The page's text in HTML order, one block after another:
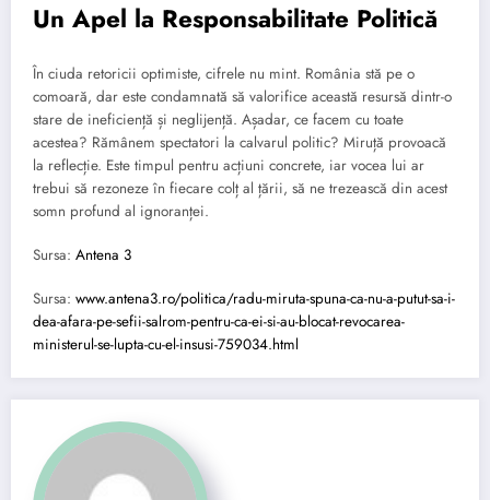
Un Apel la Responsabilitate Politică
În ciuda retoricii optimiste, cifrele nu mint. România stă pe o
comoară, dar este condamnată să valorifice această resursă dintr-o
stare de ineficiență și neglijență. Așadar, ce facem cu toate
acestea? Rămânem spectatori la calvarul politic? Miruță provoacă
la reflecție. Este timpul pentru acțiuni concrete, iar vocea lui ar
trebui să rezoneze în fiecare colț al țării, să ne trezească din acest
somn profund al ignoranței.
Sursa: Antena 3
Sursa: www.antena3.ro/politica/radu-miruta-spuna-ca-nu-a-putut-sa-i-
dea-afara-pe-sefii-salrom-pentru-ca-ei-si-au-blocat-revocarea-
ministerul-se-lupta-cu-el-insusi-759034.html